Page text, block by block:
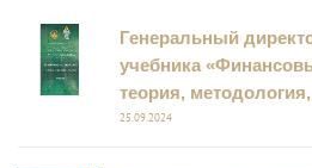
Генеральный
учебника
теория,
25.09.2024